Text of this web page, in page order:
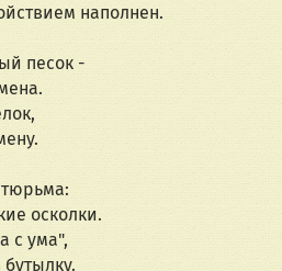
наполнен.
песок -
осколки.
с ума",